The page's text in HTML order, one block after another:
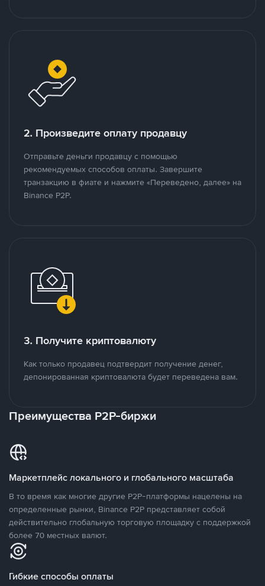
2. Произведите оплату продавцу
Отправьте деньги продавцу с помощью
рекомендуемых способов оплаты. Завершите
транзакцию в фиате и нажмите «Переведено, далее» на
Binance P2P.
3. Получите криптовалюту
Как только продавец подтвердит получение денег,
депонированная криптовалюта будет переведена вам.
Преимущества P2P-биржи
Маркетплейс локального и глобального масштаба
В то время как многие другие P2P-платформы нацелены на
определенные рынки, Binance P2P представляет собой
действительно глобальную торговую площадку с поддержкой
более 70 местных валют.
Гибкие способы оплаты